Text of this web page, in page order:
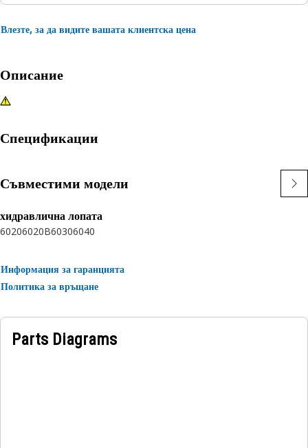
Влезте, за да видите вашата клиентска цена
Описание
Спецификации
Съвместими модели
хидравлична лопата
60206020B60306040
Информация за гаранцията
Политика за връщане
Parts Diagrams